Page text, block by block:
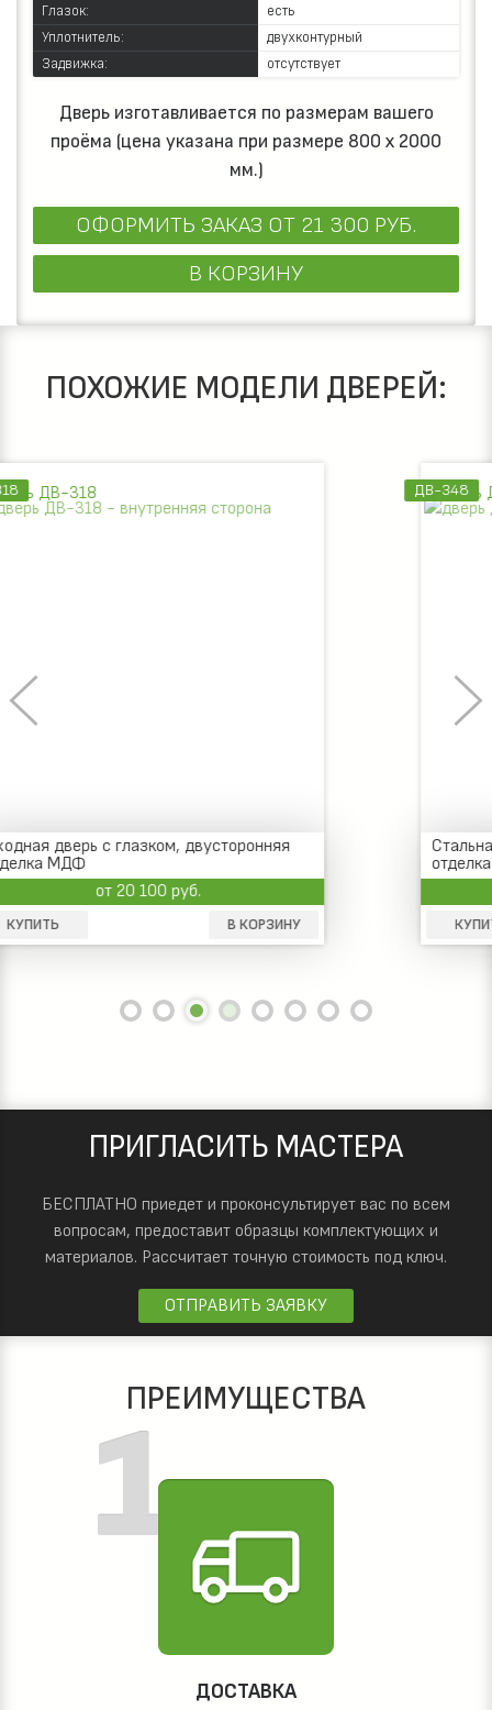
Глазок:
есть
Уплотнитель:
двухконтурный
Задвижка:
отсутствует
Дверь изготавливается по размерам вашего
проёма (цена указана при размере 800 х 2000
мм.)
ОФОРМИТЬ ЗАКАЗ ОТ 21 300 РУБ.
В КОРЗИНУ
ПОХОЖИЕ МОДЕЛИ ДВЕРЕЙ:
ДВ-348
Стальная двустворчатая дверь со стеклом,
отделка МДФ
от 36 500 руб.
ПРИГЛАСИТЬ МАСТЕРА
БЕСПЛАТНО приедет и проконсультирует вас по всем
вопросам, предоставит образцы комплектующих и
материалов. Рассчитает точную стоимость под ключ.
ОТПРАВИТЬ ЗАЯВКУ
ПРЕИМУЩЕСТВА
ДОСТАВКА